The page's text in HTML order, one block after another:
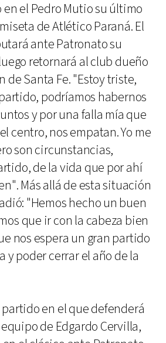
en el Pedro Mutio su último
de Atlético Paraná. El
ante Patronato su
retornará al club dueño
de Santa Fe. "Estoy triste,
podríamos habernos
y por una falla mía que
centro, nos empatan. Yo me
son circunstancias,
de la vida que por ahí
Más allá de esta situación
"Hemos hecho un buen
que ir con la cabeza bien
nos espera un gran partido
y poder cerrar el año de la
en el que defenderá
de Edgardo Cervilla,